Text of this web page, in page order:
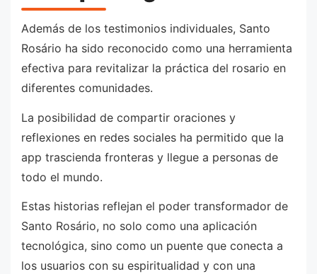
Además de los testimonios individuales, Santo
Rosário ha sido reconocido como una herramienta
efectiva para revitalizar la práctica del rosario en
diferentes comunidades.
La posibilidad de compartir oraciones y
reflexiones en redes sociales ha permitido que la
app trascienda fronteras y llegue a personas de
todo el mundo.
Estas historias reflejan el poder transformador de
Santo Rosário, no solo como una aplicación
tecnológica, sino como un puente que conecta a
los usuarios con su espiritualidad y con una